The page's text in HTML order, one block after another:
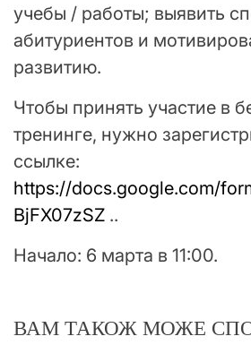
учебы / работы; выявить
абитуриентов и
развитию.
Чтобы принять участие в
тренинге, нужно
ссылке:
https://docs.google.com/
BjFX07zSZ ..
Начало: 6 марта в 11:00.
ВАМ ТАКОЖ МОЖЕ